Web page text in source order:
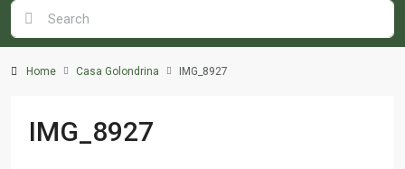
Home Casa Golondrina IMG_8927
IMG_8927